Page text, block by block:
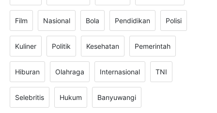
Film Nasional Bola Pendidikan Polisi
Kuliner Politik Kesehatan Pemerintah
Hiburan Olahraga Internasional TNI
Selebritis Hukum Banyuwangi